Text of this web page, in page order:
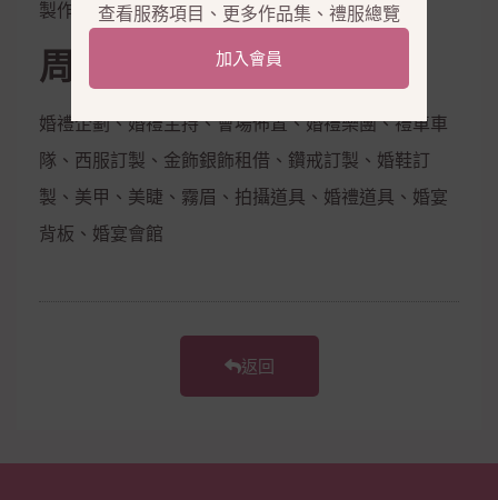
製作
周邊合作
婚禮企劃、婚禮主持、會場佈置、婚禮樂團、禮車車
隊、西服訂製、金飾銀飾租借、鑽戒訂製、婚鞋訂
製、美甲、美睫、霧眉、拍攝道具、婚禮道具、婚宴
背板、婚宴會館
返回
查看服務項目、更多作品集、禮服總覽
加入會員